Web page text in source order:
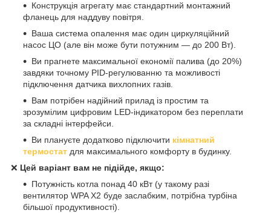
Конструкція агрегату має стандартний монтажний
фланець для наддуву повітря.
Ваша система опалення має один циркуляційний
насос ЦО (але він може бути потужним — до 200 Вт).
Ви прагнете максимальної економії палива (до 20%)
завдяки точному PID-регулюванню та можливості
підключення датчика вихлопних газів.
Вам потрібен надійний прилад із простим та
зрозумілим цифровим LED-індикатором без переплати
за складні інтерфейси.
Ви плануєте додатково підключити кімнатний
термостат для максимального комфорту в будинку.
❌ Цей варіант вам не підійде, якщо:
Потужність котла понад 40 кВт (у такому разі
вентилятор WPA X2 буде заслабким, потрібна турбіна
більшої продуктивності).